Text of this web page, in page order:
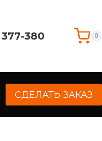
380 0
СДЕЛАТЬ ЗАКАЗ